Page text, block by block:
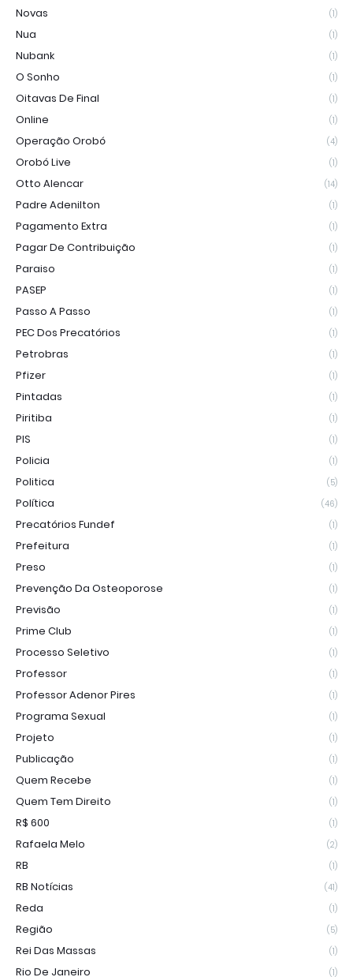
Novas (1)
Nua (1)
Nubank (1)
O Sonho (1)
Oitavas De Final (1)
Online (1)
Operação Orobó (4)
Orobó Live (1)
Otto Alencar (14)
Padre Adenilton (1)
Pagamento Extra (1)
Pagar De Contribuição (1)
Paraiso (1)
PASEP (1)
Passo A Passo (1)
PEC Dos Precatórios (1)
Petrobras (1)
Pfizer (1)
Pintadas (1)
Piritiba (1)
PIS (1)
Policia (1)
Politica (5)
Política (46)
Precatórios Fundef (1)
Prefeitura (1)
Preso (1)
Prevenção Da Osteoporose (1)
Previsão (1)
Prime Club (1)
Processo Seletivo (1)
Professor (1)
Professor Adenor Pires (1)
Programa Sexual (1)
Projeto (1)
Publicação (1)
Quem Recebe (1)
Quem Tem Direito (1)
R$ 600 (1)
Rafaela Melo (2)
RB (1)
RB Notícias (41)
Reda (1)
Região (5)
Rei Das Massas (1)
Rio De Janeiro (1)